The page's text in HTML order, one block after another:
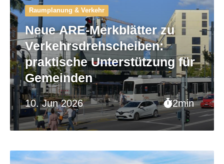
10. Jun 2026 2min
Raumplanung & Verkehr
Neue ARE-Merkblätter zu
Verkehrsdrehscheiben:
praktische Unterstützung für
Gemeinden